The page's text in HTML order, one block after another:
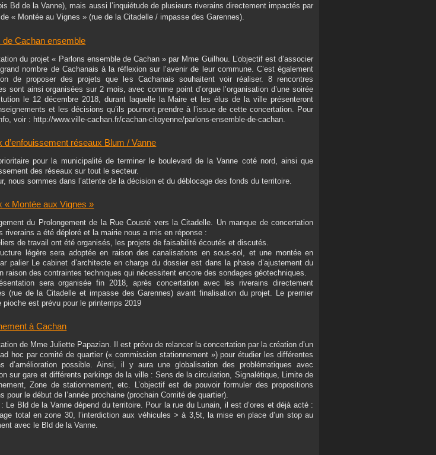
Bd de la Vanne), mais aussi l’inquiétude de plusieurs riverains directement impactés par
« Montée au Vignes » (rue de la Citadelle / impasse des Garennes).
de Cachan ensemble
du projet « Parlons ensemble de Cachan » par Mme Guilhou. L’objectif est d’associer
nombre de Cachanais à la réflexion sur l’avenir de leur commune. C’est également
de proposer des projets que les Cachanais souhaitent voir réaliser. 8 rencontres
sont ainsi organisées sur 2 mois, avec comme point d’orgue l’organisation d’une soirée
le 12 décembre 2018, durant laquelle la Maire et les élus de la ville présenteront
et les décisions qu’ils pourront prendre à l’issue de cette concertation. Pour
voir : http://www.ville-cachan.fr/cachan-citoyenne/parlons-ensemble-de-cachan.
d’enfouissement réseaux Blum / Vanne
pour la municipalité de terminer le boulevard de la Vanne coté nord, ainsi que
des réseaux sur tout le secteur.
nous sommes dans l’attente de la décision et du déblocage des fonds du territoire.
« Montée aux Vignes »
du Prolongement de la Rue Cousté vers la Citadelle. Un manque de concertation
riverains a été déploré et la mairie nous a mis en réponse :
de travail ont été organisés, les projets de faisabilité écoutés et discutés.
légère sera adoptée en raison des canalisations en sous-sol, et une montée en
palier Le cabinet d’architecte en charge du dossier est dans la phase d’ajustement du
raison des contraintes techniques qui nécessitent encore des sondages géotechniques.
sera organisée fin 2018, après concertation avec les riverains directement
(rue de la Citadelle et impasse des Garennes) avant finalisation du projet. Le premier
pioche est prévu pour le printemps 2019
à Cachan
de Mme Juliette Papazian. Il est prévu de relancer la concertation par la création d’un
hoc par comité de quartier (« commission stationnement ») pour étudier les différentes
d’amélioration possible. Ainsi, il y aura une globalisation des problématiques avec
sur gare et différents parkings de la ville : Sens de la circulation, Signalétique, Limite de
Zone de stationnement, etc. L’objectif est de pouvoir formuler des propositions
pour le début de l’année prochaine (prochain Comité de quartier).
Le Bld de la Vanne dépend du territoire. Pour la rue du Lunain, il est d’ores et déjà acté :
total en zone 30, l’interdiction aux véhicules > à 3,5t, la mise en place d’un stop au
avec le Bld de la Vanne.